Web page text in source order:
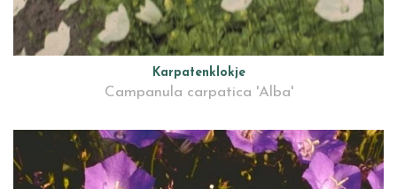
Karpatenklokje
Campanula carpatica 'Alba'